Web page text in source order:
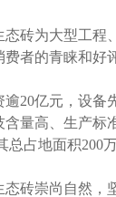
态砖为大型工程
费者的青睐和好
逾20亿元，设备
含量高、生产标
总占地面积200
态砖崇尚自然，